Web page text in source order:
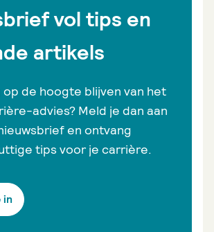
vol tips en
artikels
op de hoogte blijven van het
advies? Meld je dan aan
en ontvang
tips voor je carrière.
in